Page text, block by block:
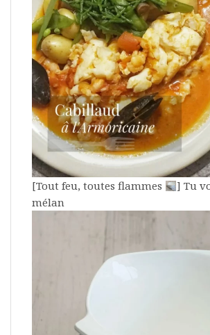
[Tout feu, toutes flammes
] Tu
mélan